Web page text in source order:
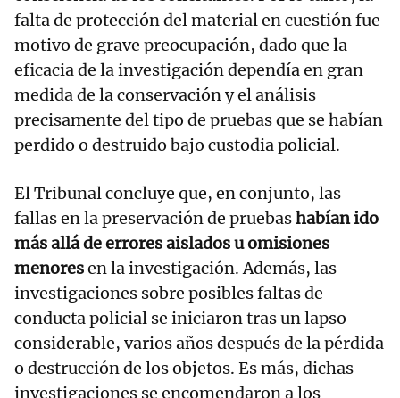
falta de protección del material en cuestión fue
motivo de grave preocupación, dado que la
eficacia de la investigación dependía en gran
medida de la conservación y el análisis
precisamente del tipo de pruebas que se habían
perdido o destruido bajo custodia policial.
El Tribunal concluye que, en conjunto, las
fallas en la preservación de pruebashabían ido
más allá de errores aislados u omisiones
menoresen la investigación. Además, las
investigaciones sobre posibles faltas de
conducta policial se iniciaron tras un lapso
considerable, varios años después de la pérdida
o destrucción de los objetos. Es más, dichas
investigaciones se encomendaron a los